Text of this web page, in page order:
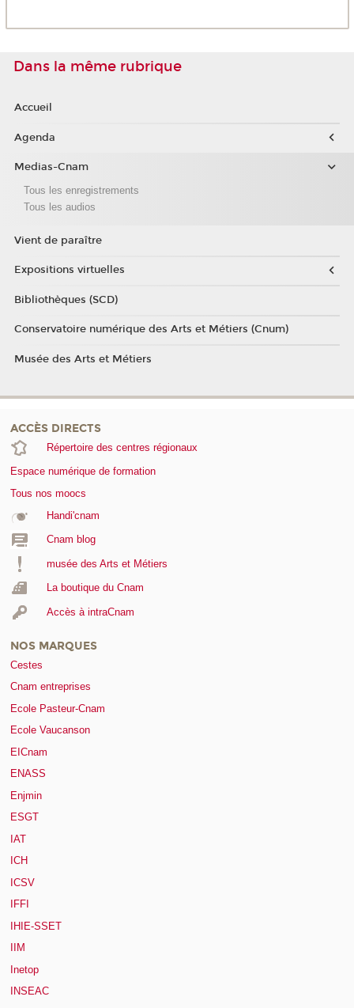
Dans la même rubrique
Accueil
Agenda
Medias-Cnam
Tous les enregistrements
Tous les audios
Vient de paraître
Expositions virtuelles
Bibliothèques (SCD)
Conservatoire numérique des Arts et Métiers (Cnum)
Musée des Arts et Métiers
ACCÈS DIRECTS
Répertoire des centres régionaux
Espace numérique de formation
Tous nos moocs
Handi'cnam
Cnam blog
musée des Arts et Métiers
La boutique du Cnam
Accès à intraCnam
NOS MARQUES
Cestes
Cnam entreprises
Ecole Pasteur-Cnam
Ecole Vaucanson
EICnam
ENASS
Enjmin
ESGT
IAT
ICH
ICSV
IFFI
IHIE-SSET
IIM
Inetop
INSEAC